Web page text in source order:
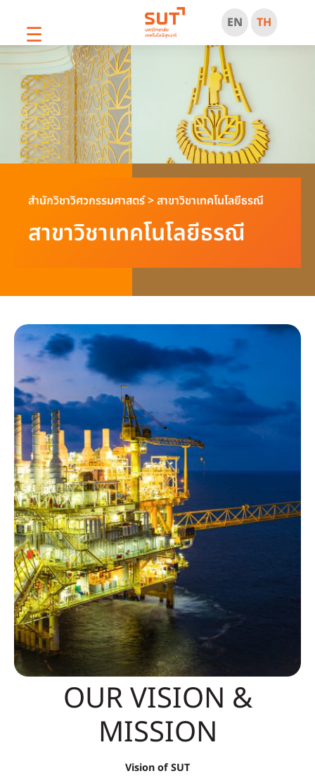
☰ EN TH
สำนักวิชาวิศวกรรมศาสตร์>สาขาวิชาเทคโนโลยีธรณี
สาขาวิชาเทคโนโลยีธรณี
OUR VISION &
MISSION
Vision of SUT